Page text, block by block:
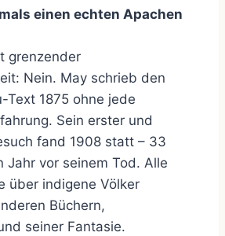
einen echten Apachen
grenzender
Nein. May schrieb den
Text 1875 ohne jede
Sein erster und
fand 1908 statt – 33
Jahr vor seinem Tod. Alle
über indigene Völker
Büchern,
seiner Fantasie.